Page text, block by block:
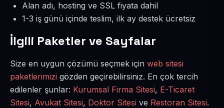
Alan adı, hosting ve SSL fiyata dahil
1-3 iş günü içinde teslim, ilk ay destek ücretsiz
İlgili Paketler ve Sayfalar
Size en uygun çözümü seçmek için web sitesi
paketlerimizi gözden geçirebilirsiniz. En çok tercih
edilenler şunlar: Kurumsal Firma Sitesi, E-Ticaret
Sitesi, Avukat Sitesi, Doktor Sitesi ve Restoran Sitesi.